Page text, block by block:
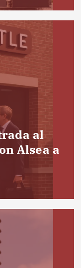
al
Alsea a